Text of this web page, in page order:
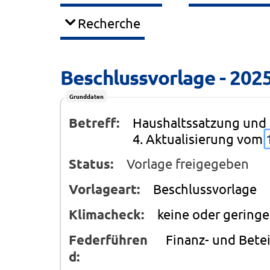
Recherche
Beschlussvorlage -
Grunddaten
Betreff:
Haushaltssatzung
4. Aktualisierung vom
Status: Vorlage freigegeben
Vorlageart: Beschlussvorlage
Klimacheck: keine oder
Federführen
d:
Finanz- und